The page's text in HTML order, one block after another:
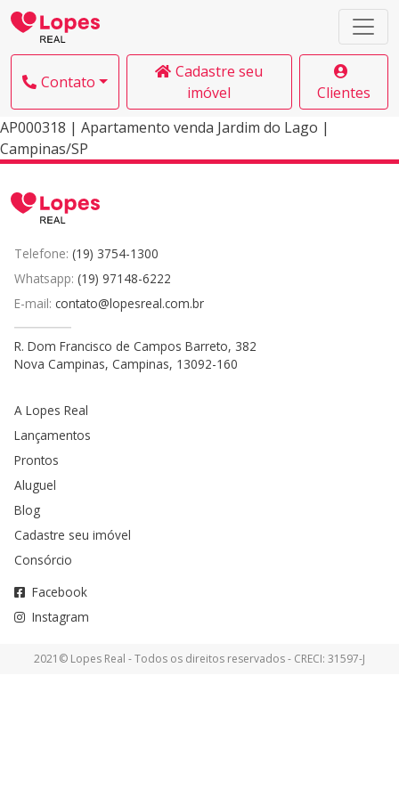
Contato
Cadastre seu
imóvel
Clientes
AP000318 | Apartamento venda Jardim do Lago |
Campinas/SP
Telefone: (19) 3754-1300
Whatsapp: (19) 97148-6222
E-mail: contato@lopesreal.com.br
R. Dom Francisco de Campos Barreto, 382
Nova Campinas, Campinas, 13092-160
A Lopes Real
Lançamentos
Prontos
Aluguel
Blog
Cadastre seu imóvel
Consórcio
Facebook
Instagram
2021© Lopes Real - Todos os direitos reservados - CRECI: 31597-J